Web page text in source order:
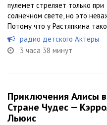
пулемет стреляет только при
солнечном свете, но это
Потому что у Растяпкина
радио детского Актеры
3 часа 38 минут
Приключения Алисы в
Стране Чудес —
Льюис